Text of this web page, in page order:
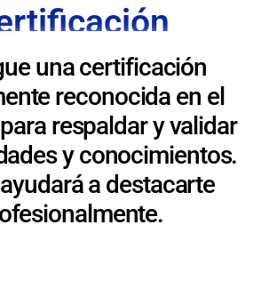
una certificación
reconocida en el
respaldar y validar
y conocimientos.
a destacarte